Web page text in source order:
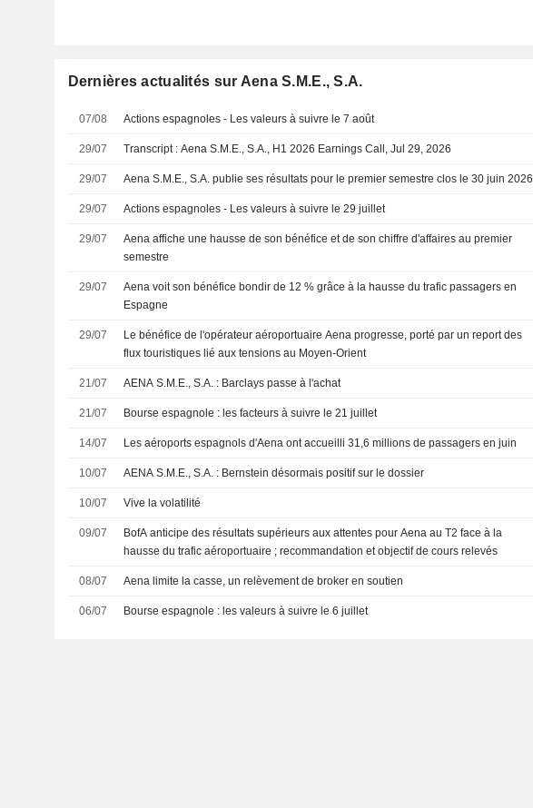
Dernières actualités sur Aena S.M.E., S.A.
07/08 Actions espagnoles - Les valeurs à suivre le 7 août
29/07 Transcript : Aena S.M.E., S.A., H1 2026 Earnings Call, Jul 29, 2026
29/07 Aena S.M.E., S.A. publie ses résultats pour le premier semestre clos le 30 juin 2026
29/07 Actions espagnoles - Les valeurs à suivre le 29 juillet
29/07
Aena affiche une hausse de son bénéfice et de son chiffre d'affaires au premier
semestre
29/07
Aena voit son bénéfice bondir de 12 % grâce à la hausse du trafic passagers en
Espagne
29/07
Le bénéfice de l'opérateur aéroportuaire Aena progresse, porté par un report des
flux touristiques lié aux tensions au Moyen-Orient
21/07 AENA S.M.E., S.A. : Barclays passe à l'achat
21/07 Bourse espagnole : les facteurs à suivre le 21 juillet
14/07 Les aéroports espagnols d'Aena ont accueilli 31,6 millions de passagers en juin
10/07 AENA S.M.E., S.A. : Bernstein désormais positif sur le dossier
10/07 Vive la volatilité
09/07
BofA anticipe des résultats supérieurs aux attentes pour Aena au T2 face à la
hausse du trafic aéroportuaire ; recommandation et objectif de cours relevés
08/07 Aena limite la casse, un relèvement de broker en soutien
06/07 Bourse espagnole : les valeurs à suivre le 6 juillet